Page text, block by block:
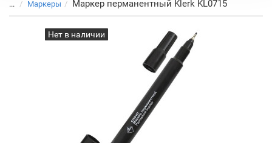
... Маркеры Маркер перманентный Klerk KL0715
Нет в наличии